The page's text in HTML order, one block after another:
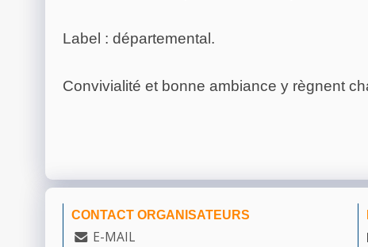
Label : départemental.
Convivialité et bonne ambiance y règnent
CONTACT ORGANISATEURS
E-MAIL